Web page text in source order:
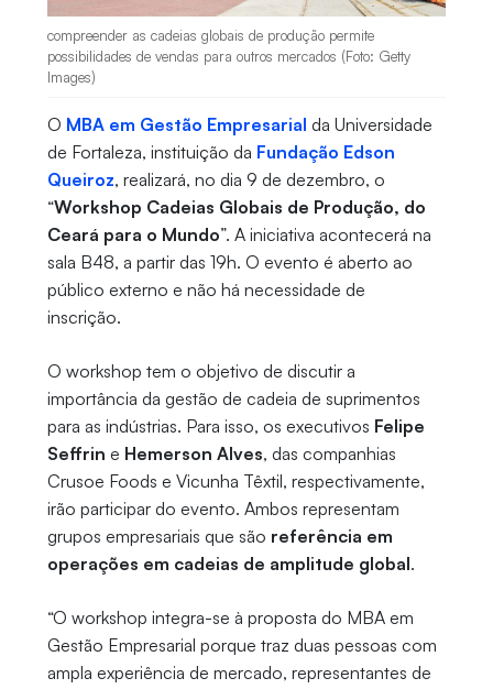
compreender as cadeias globais de produção permite
possibilidades de vendas para outros mercados (Foto: Getty
Images)
O MBA em Gestão Empresarial da Universidade
de Fortaleza, instituição da Fundação Edson
Queiroz, realizará, no dia 9 de dezembro, o
“Workshop Cadeias Globais de Produção, do
Ceará para o Mundo”. A iniciativa acontecerá na
sala B48, a partir das 19h. O evento é aberto ao
público externo e não há necessidade de
inscrição.
O workshop tem o objetivo de discutir a
importância da gestão de cadeia de suprimentos
para as indústrias. Para isso, os executivos Felipe
Seffrin e Hemerson Alves, das companhias
Crusoe Foods e Vicunha Têxtil, respectivamente,
irão participar do evento. Ambos representam
grupos empresariais que são referência em
operações em cadeias de amplitude global.
“O workshop integra-se à proposta do MBA em
Gestão Empresarial porque traz duas pessoas com
ampla experiência de mercado, representantes de